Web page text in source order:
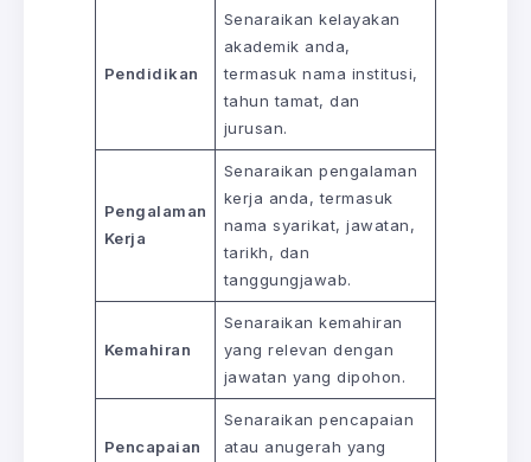
Pendidikan
Senaraikan kelayakan
akademik anda,
termasuk nama institusi,
tahun tamat, dan
jurusan.
Pengalaman
Kerja
Senaraikan pengalaman
kerja anda, termasuk
nama syarikat, jawatan,
tarikh, dan
tanggungjawab.
Kemahiran
Senaraikan kemahiran
yang relevan dengan
jawatan yang dipohon.
Pencapaian
Senaraikan pencapaian
atau anugerah yang